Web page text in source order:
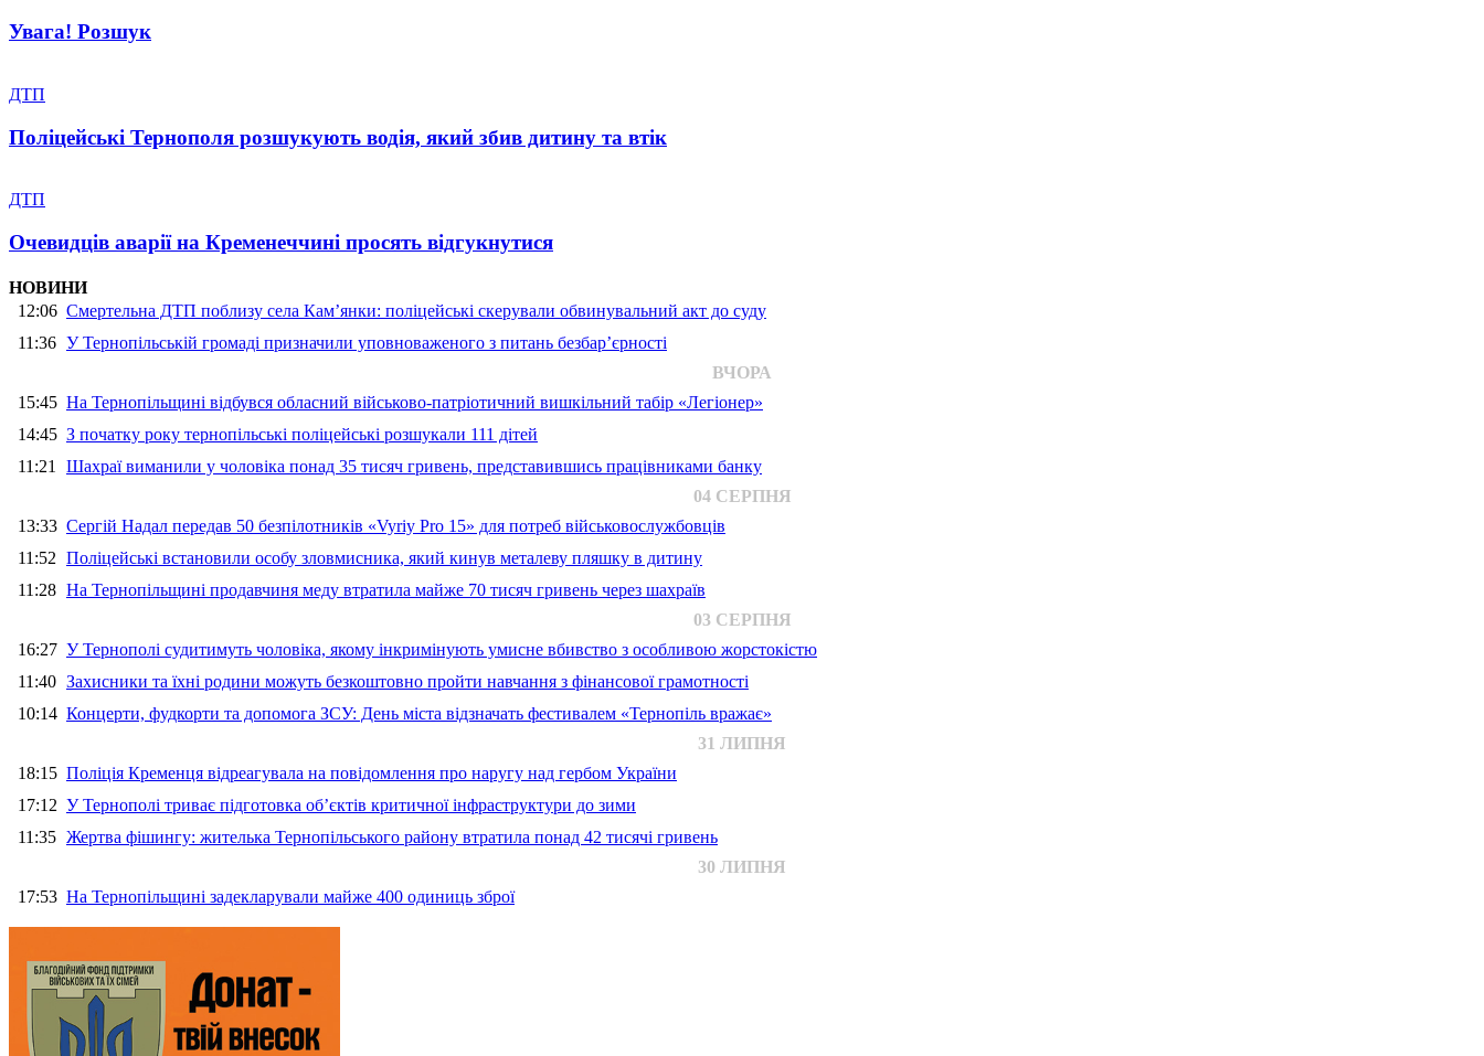
Увага! Розшук
ДТП
Поліцейські Тернополя розшукують водія, який збив дитину та втік
ДТП
Очевидців аварії на Кременеччині просять відгукнутися
НОВИНИ
12:06 Смертельна ДТП поблизу села Кам’янки: поліцейські скерували обвинувальний акт до суду
11:36 У Тернопільській громаді призначили уповноваженого з питань безбар’єрності
ВЧОРА
15:45 На Тернопільщині відбувся обласний військово-патріотичний вишкільний табір «Легіонер»
14:45 З початку року тернопільські поліцейські розшукали 111 дітей
11:21 Шахраї виманили у чоловіка понад 35 тисяч гривень, представившись працівниками банку
04 СЕРПНЯ
13:33 Сергій Надал передав 50 безпілотників «Vyriy Pro 15» для потреб військовослужбовців
11:52 Поліцейські встановили особу зловмисника, який кинув металеву пляшку в дитину
11:28 На Тернопільщині продавчиня меду втратила майже 70 тисяч гривень через шахраїв
03 СЕРПНЯ
16:27 У Тернополі судитимуть чоловіка, якому інкримінують умисне вбивство з особливою жорстокістю
11:40 Захисники та їхні родини можуть безкоштовно пройти навчання з фінансової грамотності
10:14 Концерти, фудкорти та допомога ЗСУ: День міста відзначать фестивалем «Тернопіль вражає»
31 ЛИПНЯ
18:15 Поліція Кременця відреагувала на повідомлення про наругу над гербом України
17:12 У Тернополі триває підготовка об’єктів критичної інфраструктури до зими
11:35 Жертва фішингу: жителька Тернопільського району втратила понад 42 тисячі гривень
30 ЛИПНЯ
17:53 На Тернопільщині задекларували майже 400 одиниць зброї